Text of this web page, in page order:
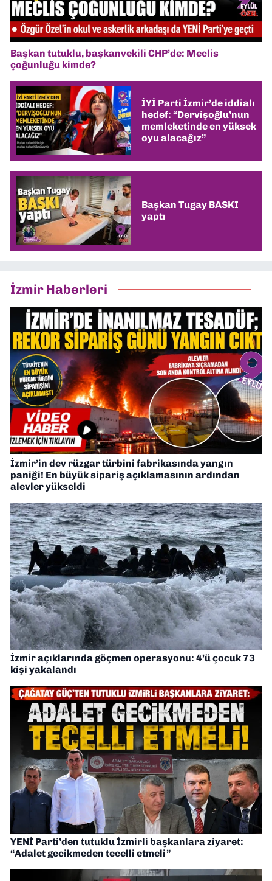
Başkan tutuklu, başkanvekili CHP’de: Meclis
çoğunluğu kimde?
İYİ Parti İzmir’de iddialı
hedef: “Dervişoğlu’nun
memleketinde en yüksek
oyu alacağız”
Başkan Tugay BASKI
yaptı
İzmir Haberleri
İzmir’in dev rüzgar türbini fabrikasında yangın
paniği! En büyük sipariş açıklamasının ardından
alevler yükseldi
İzmir açıklarında göçmen operasyonu: 4’ü çocuk 73
kişi yakalandı
YENİ Parti’den tutuklu İzmirli başkanlara ziyaret:
“Adalet gecikmeden tecelli etmeli”